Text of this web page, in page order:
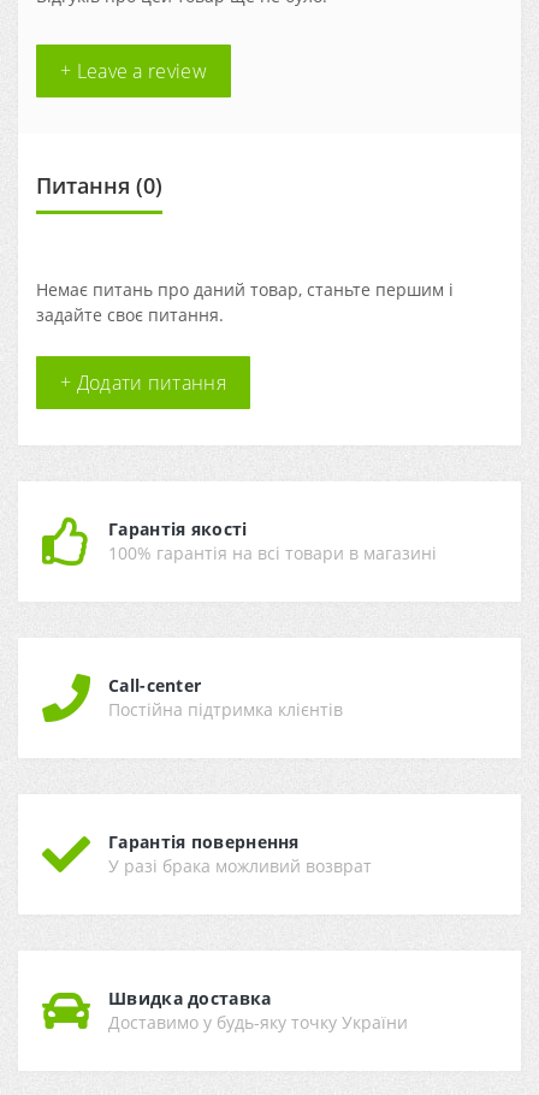
+ Leave a review
Питання (0)
Немає питань про даний товар, станьте першим і
задайте своє питання.
+ Додати питання
Гарантія якості
100% гарантія на всі товари в магазині
Call-center
Постійна підтримка клієнтів
Гарантія повернення
У разі брака можливий возврат
Швидка доставка
Доставимо у будь-яку точку України